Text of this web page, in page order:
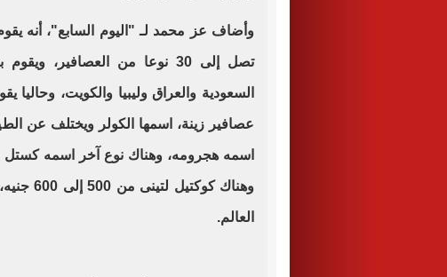
وأضاف عز محمد لـ "اليوم السابع"، أنه
تصل إلى 30 نوعا من العصافير،
السعودية والعراق وليبيا والكويت، وحاليا
عصافير زينة، اسمها الكولر ويختلف عن
وهناك
العالم.